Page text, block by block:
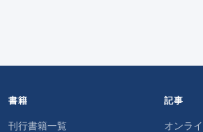
書籍
刊行書籍一覧
記事
オンラ